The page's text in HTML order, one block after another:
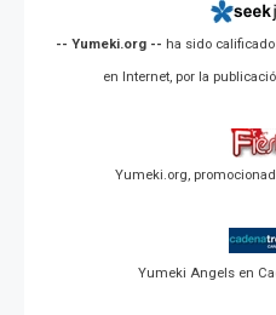
-- Yumeki.org -- ha sido
en Internet, por la
Yumeki.org,
Yumeki Angels en